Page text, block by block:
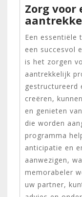
Zorg voor
Een essentiële
een succesvol
is het zorgen
aantrekkelijk
gestructureerd
creëren,
en genieten
die worden
programma
anticipatie en
aanwezigen,
memorabeler
uw partner,